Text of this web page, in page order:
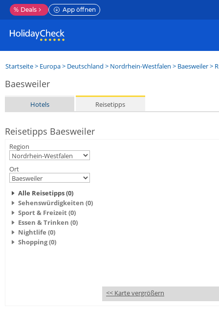
% Deals App öffnen
Startseite> Europa> Deutschland > Nordrhein-Westfalen > Baesweiler>
Baesweiler
Hotels Reisetipps
Reisetipps Baesweiler
Region
Ort
Alle Reisetipps (0)
Sehenswürdigkeiten (0)
Sport & Freizeit (0)
Essen & Trinken (0)
Nightlife (0)
Shopping (0)
<< Karte vergrößern